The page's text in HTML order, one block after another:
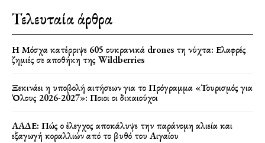
Τελευταία άρθρα
Η Μόσχα κατέρριψε 605 ουκρανικά drones τη νύχτα: Ελαφρές
ζημιές σε αποθήκη της Wildberries
Ξεκινάει η υποβολή αιτήσεων για το Πρόγραμμα «Τουρισμός για
Όλους 2026-2027»: Ποιοι οι δικαιούχοι
ΑΑΔΕ: Πώς ο έλεγχος αποκάλυψε την παράνομη αλιεία και
εξαγωγή κοραλλιών από το βυθό του Αιγαίου